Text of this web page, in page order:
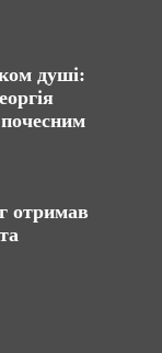
душі:
отримав